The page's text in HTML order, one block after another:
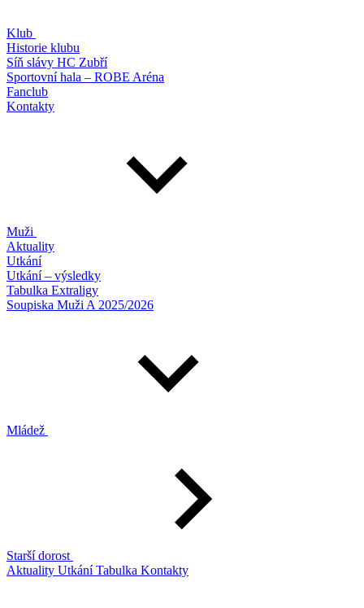
Klub
Historie klubu
Síň slávy HC Zubří
Sportovní hala – ROBE Aréna
Fanclub
Kontakty
Muži
Aktuality
Utkání
Utkání – výsledky
Tabulka Extraligy
Soupiska Muži A 2025/2026
Mládež
Starší dorost
Aktuality UtkáníTabulka Kontakty